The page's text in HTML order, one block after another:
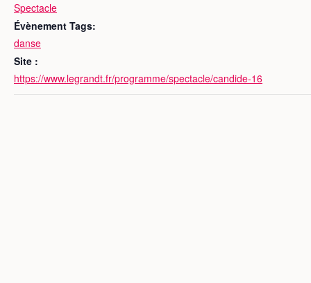
Spectacle
Évènement Tags:
danse
Site :
https://www.legrandt.fr/programme/spectacle/candide-16